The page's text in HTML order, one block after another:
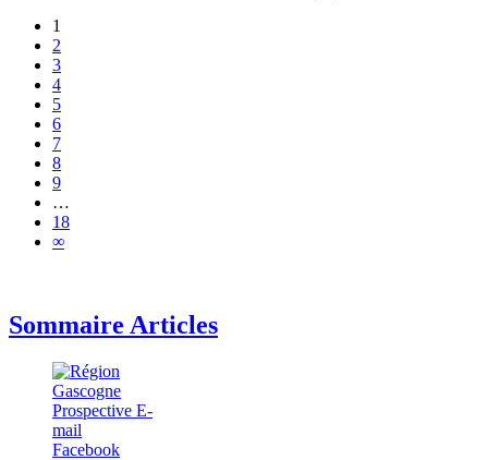
1
2
3
4
5
6
7
8
9
…
18
∞
Sommaire Articles